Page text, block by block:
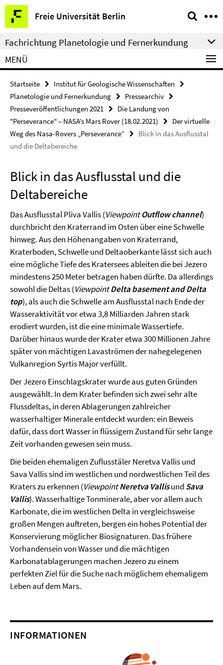
Springe
direkt
zu
Inhalt
Freie Universität Berlin
Service-
Navigation
Fachrichtung Planetologie und Fernerkundung
MENÜ
Startseite
Institut für Geologische Wissenschaften
Planetologie und Fernerkundung
Pressearchiv
Presseveröffentlichungen 2021
Die Landung von
"Perseverance" – NASA’s Mars Rover (18.02.2021)
Der virtuelle
Weg des Nasa-Rovers „Perseverance“
Blick in das Ausflusstal
und die Deltabereiche
Blick in das Ausflusstal und die
Deltabereiche
Das Ausflusstal Pliva Vallis (Viewpoint Outflow channel)
durchbricht den Kraterrand im Osten über eine Schwelle
hinweg. Aus den Höhenangaben von Kraterrand,
Kraterboden, Schwelle und Deltaoberkante lässt sich auch
eine mögliche Tiefe des Kratersees ableiten die bei Jezero
mindestens 250 Meter betragen haben dürfte. Da allerdings
sowohl die Deltas (ViewpointDelta basement and Delta
top), als auch die Schwelle am Ausflusstal nach Ende der
Wasseraktivität vor etwa 3,8 Milliarden Jahren stark
erodiert wurden, ist die eine minimale Wassertiefe.
Darüber hinaus wurde der Krater etwa 300 Millionen Jahre
später von mächtigen Lavaströmen der nahegelegenen
Vulkanregion Syrtis Major verfüllt.
Der Jezero Einschlagskrater wurde aus guten Gründen
ausgewählt. In dem Krater befinden sich zwei sehr alte
Flussdeltas, in deren Ablagerungen zahlreicher
wasserhaltiger Minerale entdeckt wurden: ein Beweis
dafür, dass dort Wasser in flüssigem Zustand für sehr lange
Zeit vorhanden gewesen sein muss.
Die beiden ehemaligen Zuflusstäler Neretva Vallis und
Sava Vallis sind im westlichen und nordwestlichen Teil des
Kraters zu erkennen (ViewpointNeretva Vallisund Sava
Vallis). Wasserhaltige Tonminerale, aber vor allem auch
Karbonate, die im westlichen Delta in vergleichsweise
großen Mengen auftreten, bergen ein hohes Potential der
Konservierung möglicher Biosignaturen. Das frühere
Vorhandensein von Wasser und die mächtigen
Karbonatablagerungen machen Jezero zu einem
perfekten Ziel für die Suche nach möglichem ehemaligem
Leben auf dem Mars.
INFORMATIONEN